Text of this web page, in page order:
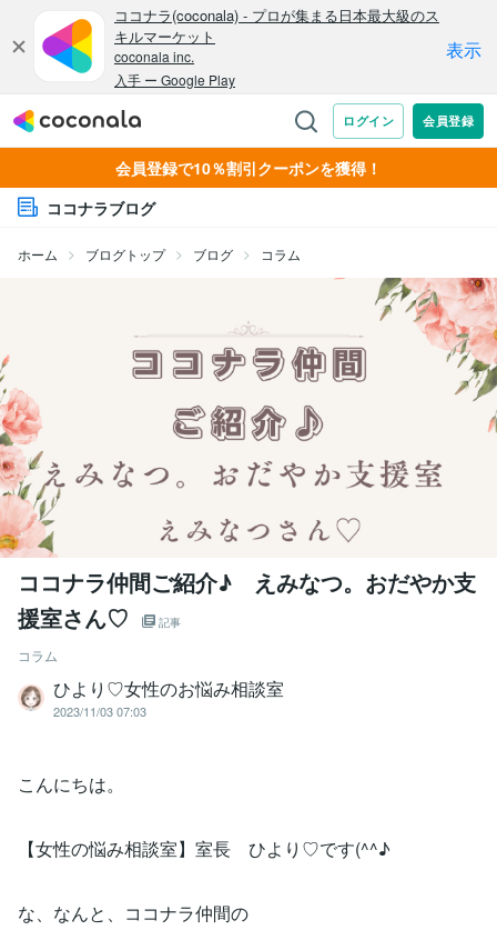
会員登録で10％割引クーポンを獲得！
ココナラブログ
ホーム ブログトップ ブログ コラム
ココナラ仲間ご紹介♪ えみなつ。おだやか支
援室さん♡
記事
コラム
ひより♡女性のお悩み相談室
2023/11/03 07:03
こんにちは。
【女性の悩み相談室】室長 ひより♡です(^^♪
な、なんと、ココナラ仲間の